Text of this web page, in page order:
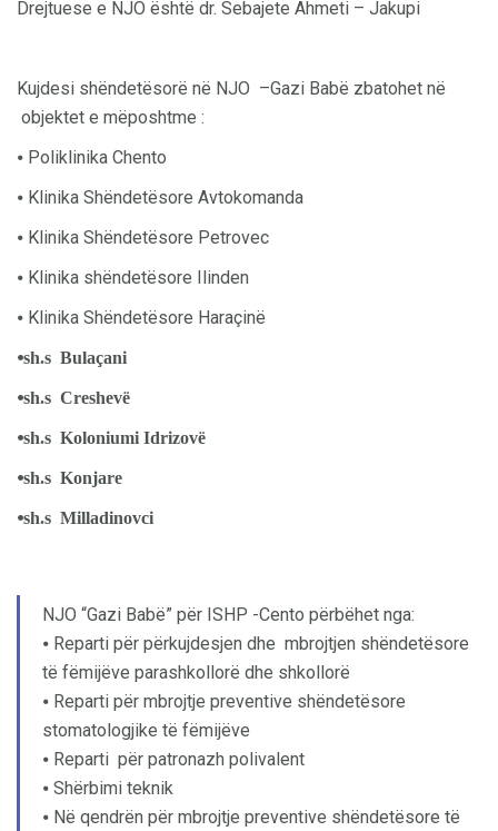
Drejtuese e NJO është dr. Sebajete Ahmeti – Jakupi
Kujdesi shëndetësorë në NJO –Gazi Babë zbatohet në
objektet e mëposhtme :
⦁ Poliklinika Chento
⦁ Klinika Shëndetësore Avtokomanda
⦁ Klinika Shëndetësore Petrovec
⦁ Klinika shëndetësore Ilinden
⦁ Klinika Shëndetësore Haraçinë
⦁sh.s Bulaçani
⦁sh.s Creshevë
⦁sh.s Koloniumi Idrizovë
⦁sh.s Konjare
⦁sh.s Milladinovci
NJO “Gazi Babë” për ISHP -Cento përbëhet nga:
⦁ Reparti për përkujdesjen dhe mbrojtjen shëndetësore
të fëmijëve parashkollorë dhe shkollorë
⦁ Reparti për mbrojtje preventive shëndetësore
stomatologjike të fëmijëve
⦁ Reparti për patronazh polivalent
⦁ Shërbimi teknik
⦁ Në qendrën për mbrojtje preventive shëndetësore të